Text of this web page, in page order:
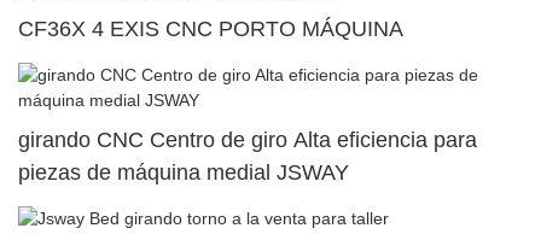
CF36X 4 EXIS CNC PORTO MÁQUINA
girando CNC Centro de giro Alta eficiencia para
piezas de máquina medial JSWAY